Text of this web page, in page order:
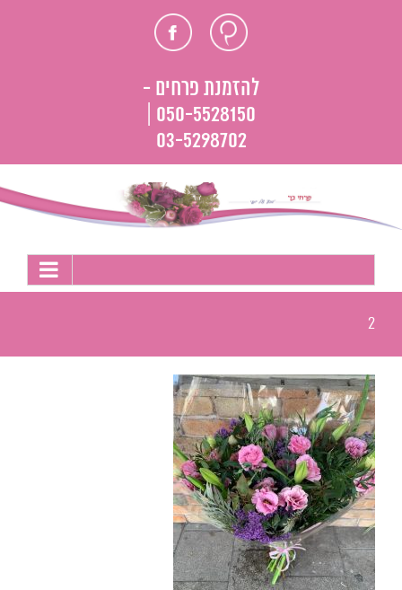
חוות פייסבוק
להזמנת פרחים -
050-5528150 |
03-5298702
2